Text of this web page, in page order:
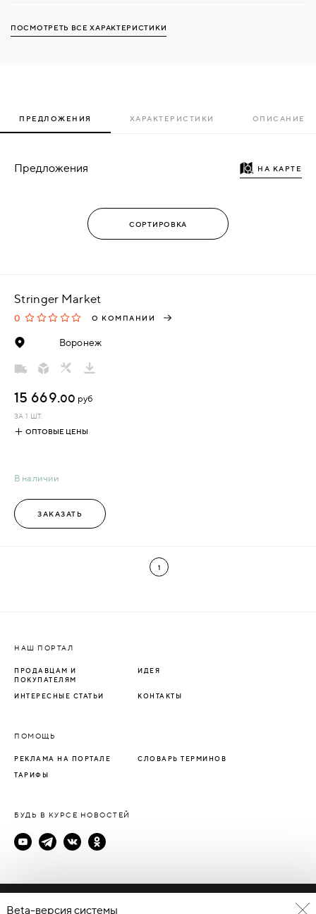
ПОСМОТРЕТЬ ВСЕ ХАРАКТЕРИСТИКИ
ПРЕДЛОЖЕНИЯ ХАРАКТЕРИСТИКИ ОПИСАНИЕ
Предложения НА КАРТЕ
Stringer Market
0 О КОМПАНИИ
Воронеж
В наличии
15 669.00 руб
ЗА 1 ШТ.
ОПТОВЫЕ ЦЕНЫ
ЗАКАЗАТЬ
1
НАШ ПОРТАЛ
ПРОДАВЦАМ И
ПОКУПАТЕЛЯМ
ИДЕЯ
ИНТЕРЕСНЫЕ СТАТЬИ КОНТАКТЫ
ПОМОЩЬ
РЕКЛАМА НА ПОРТАЛЕ СЛОВАРЬ ТЕРМИНОВ
ТАРИФЫ
БУДЬ В КУРСЕ НОВОСТЕЙ
Политика конфиденциальности
Beta-версия системы